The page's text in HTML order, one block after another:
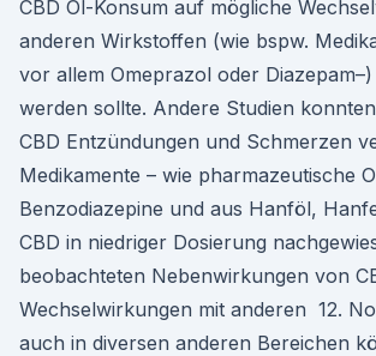
CBD Öl-Konsum auf mögliche
anderen Wirkstoffen (wie bspw.
vor allem Omeprazol oder
werden sollte. Andere Studien
CBD Entzündungen und Schmerzen
Medikamente – wie pharmazeutische
Benzodiazepine und aus Hanföl,
CBD in niedriger Dosierung
beobachteten Nebenwirkungen von
Wechselwirkungen mit anderen 12.
auch in diversen anderen Bereichen